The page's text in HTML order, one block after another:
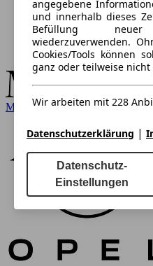
Mercedes-Benz
angegebene
und innerhalb dieses
Befüllung neuer
wiederzuverwenden.
Cookies/Tools können
ganz oder teilweise
Wir arbeiten mit 228
Datenschutzerklärung |
Datenschutz-
Einstellungen